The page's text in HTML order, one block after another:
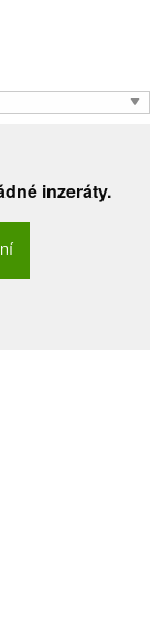
inzeráty.